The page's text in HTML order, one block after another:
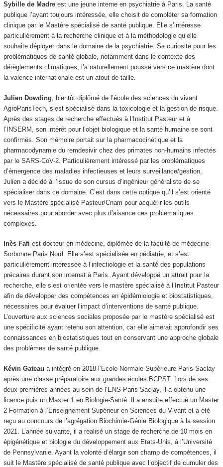
Sybille de Madre est une jeune interne en psychiatrie à Paris. La santé
publique l’ayant toujours intéressée, elle choisit de compléter sa formation
clinique par le Mastère spécialisé de santé publique. Elle s’intéresse
particulièrement à la recherche clinique et à la méthodologie qu’elle
souhaite déployer dans le domaine de la psychiatrie. Sa curiosité pour les
problématiques de santé globale, notamment dans le contexte des
dérèglements climatiques, l’a naturellement poussé vers ce mastère dont
la valence internationale est un atout de taille.
Julien Dowding , bientôt diplômé de l’école des sciences du vivant
AgroParisTech, s’est spécialisé dans la toxicologie et la gestion de risque.
Après des stages de recherche effectués à l’Institut Pasteur et à
l’INSERM, son intérêt pour l’objet biologique et la santé humaine se sont
confirmés. Son mémoire portait sur la pharmacocinétique et la
pharmacodynamie du remdesivir chez des primates non-humains infectés
par le SARS-CoV-2. Particulièrement intéressé par les problématiques
d’émergence des maladies infectieuses et leurs surveillance/gestion,
Julien a décidé à l’issue de son cursus d’ingénieur généraliste de se
spécialiser dans ce domaine. C’est dans cette optique qu’il s’est orienté
vers le Mastère spécialisé Pasteur/Cnam pour acquérir les outils
nécessaires pour aborder avec plus d’aisance ces problématiques
complexes.
Inès Fafi est docteur en médecine, diplômée de la faculté de médecine
Sorbonne Paris Nord. Elle s’est spécialisée en pédiatrie, et s’est
particulièrement intéressée à l’infectiologie et la santé des populations
précaires durant son internat à Paris. Ayant développé un attrait pour la
recherche, elle s’est orientée vers le mastère spécialisé à l’Institut Pasteur
afin de développer des compétences en épidémiologie et biostatistiques,
nécessaires pour évaluer l’impact d’interventions de santé publique.
L’ouverture aux sciences sociales proposée par le mastère spécialisé est
une spécificité ayant retenu son attention, car elle aimerait approfondir ses
connaissances en biostatistiques tout en conservant une approche globale
des problèmes de santé publique.
Kévin Gateau a intégré en 2018 l’Ecole Normale Supérieure Paris-Saclay
après une classe préparatoire aux grandes écoles BCPST. Lors de ses
deux premières années au sein de l’ENS Paris-Saclay, il a obtenu une
licence puis un Master 1 en Biologie-Santé. Il a ensuite effectué un Master
2 Formation à l’Enseignement Supérieur en Sciences du Vivant et a été
reçu au concours de l’agrégation Biochimie-Génie Biologique à la session
2021. L’année suivante, il a réalisé un stage de recherche de 10 mois en
épigénétique et biologie du développement aux Etats-Unis, à l’Université
de Pennsylvanie. Ayant la volonté d’élargir son champ de compétences, il
suit le Mastère spécialisé de santé publique avec l’objectif de cumuler des